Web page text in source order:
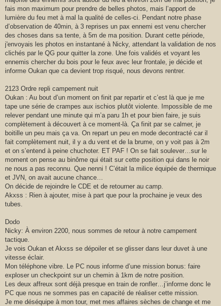
fais mon maximum pour prendre de belles photos, mais l’apport de
lumière du feu met à mal la qualité de celles-ci. Pendant notre phase
d’observation de 40min, à 3 reprises un pax ennemi est venu chercher
des choses dans sa tente, à 5m de ma position. Durant cette période,
j'envoyais les photos en instantané à Nicky, attendant la validation de nos
clichés par le QG pour quitter la zone. Une fois validés et voyant les
ennemis chercher du bois pour le feux avec leur frontale, je décide et
informe Oukan que ca devient trop risqué, nous devons rentrer.
2123 Ordre repli campement nuit
Oukan : Au bout d’un moment on finit par repartir et c’est là que je me
tape une série de crampes aux ischios plutôt violente. Impossible de me
relever pendant une minute qui m’a paru 1h et pour bien faire, je suis
complètement à découvert à ce moment-là. Ça finit par se calmer, je
boitille un peu mais ça va. On repart un peu en mode decontracté car il
fait complètement nuit, il y a du vent et de la brume, on y voit pas à 2m
et on s’entend à peine chuchoter. ET PAF ! On se fait soulever…sur le
moment on pense au binôme qui était sur cette position qui dans le noir
ne nous a pas reconnu. Que nenni ! C’était la milice équipée de thermique
et JVN, on avait aucune chance…
On décide de rejoindre le CDE et de retourner au camp.
Akxss : Rien à ajouter, mise à part que pour la prochaine je veux des
tubes.
Dodo
Nicky: À environ 2200, nous sommes de retour à notre campement
tactique.
Je vois Oukan et Akxss se dépoiler et se glisser dans leur duvet à une
vitesse éclair.
Mon téléphone vibre. Le PC nous informe d’une mission bonus: faire
exploser un checkpoint sur un chemin à 1km de notre position.
Les deux affreux sont déjà presque en train de ronfler…j’informe donc le
PC que nous ne sommes pas en capacité de réaliser cette mission.
Je me déséquipe à mon tour, met mes affaires sèches de change et me